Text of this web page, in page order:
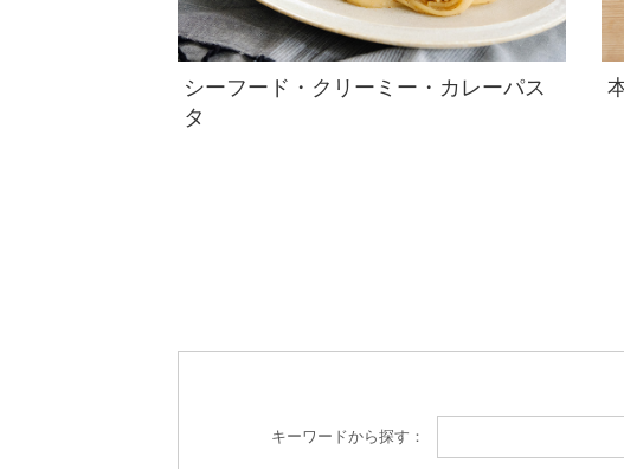
シーフード・クリーミー・カレーパス
タ
キーワードから探す：